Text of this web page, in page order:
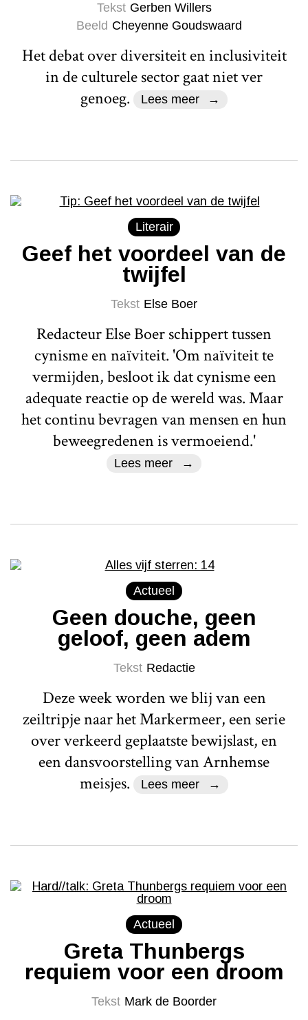
Tekst Gerben Willers
Beeld Cheyenne Goudswaard
Het debat over diversiteit en inclusiviteit
in de culturele sector gaat niet ver
genoeg.
Lees meer
Literair
Geef het voordeel van de
twijfel
Tekst Else Boer
Redacteur Else Boer schippert tussen
cynisme en naïviteit. 'Om naïviteit te
vermijden, besloot ik dat cynisme een
adequate reactie op de wereld was. Maar
het continu bevragen van mensen en hun
beweegredenen is vermoeiend.'
Lees meer
Actueel
Geen douche, geen
geloof, geen adem
Tekst Redactie
Deze week worden we blij van een
zeiltripje naar het Markermeer, een serie
over verkeerd geplaatste bewijslast, en
een dansvoorstelling van Arnhemse
meisjes.
Lees meer
Actueel
Greta Thunbergs
requiem voor een droom
Tekst Mark de Boorder